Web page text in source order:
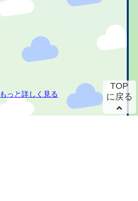
もっと詳しく見る
TOP
に戻る